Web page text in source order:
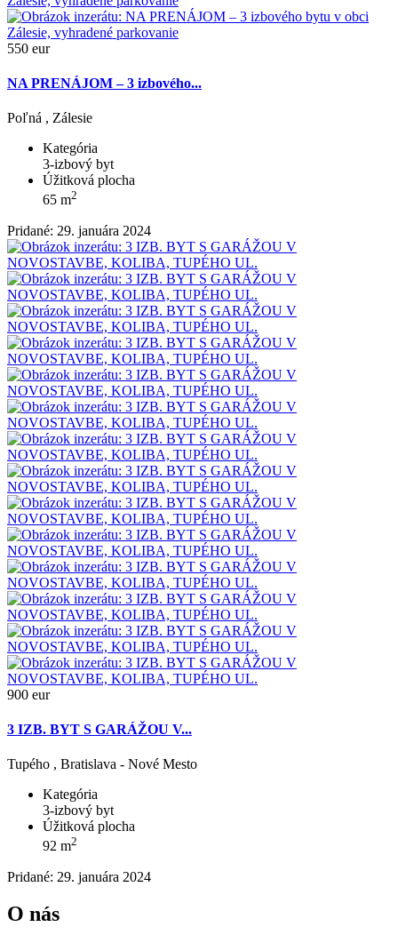
550 eur
NA PRENÁJOM – 3 izbového...
Poľná , Zálesie
Kategória
3-izbový byt
Úžitková plocha
65 m2
Pridané: 29. januára 2024
900 eur
3 IZB. BYT S GARÁŽOU V...
Tupého , Bratislava - Nové Mesto
Kategória
3-izbový byt
Úžitková plocha
92 m2
Pridané: 29. januára 2024
O nás